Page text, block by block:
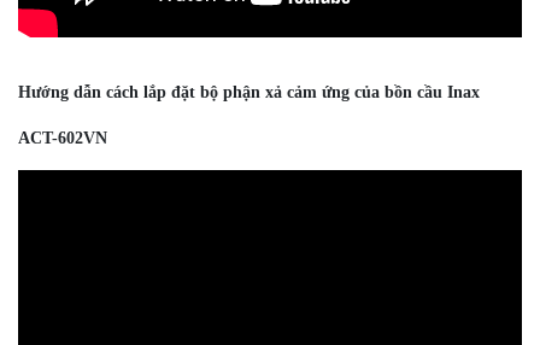
Hướng dẫn cách lắp đặt bộ phận xả cảm ứng của bồn cầu Inax
ACT-602VN